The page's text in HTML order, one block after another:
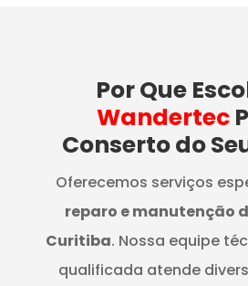
Por Que
Wandertec
Conserto do
Oferecemos serviços
reparo e manutenção
Curitiba. Nossa equipe
qualificada atende